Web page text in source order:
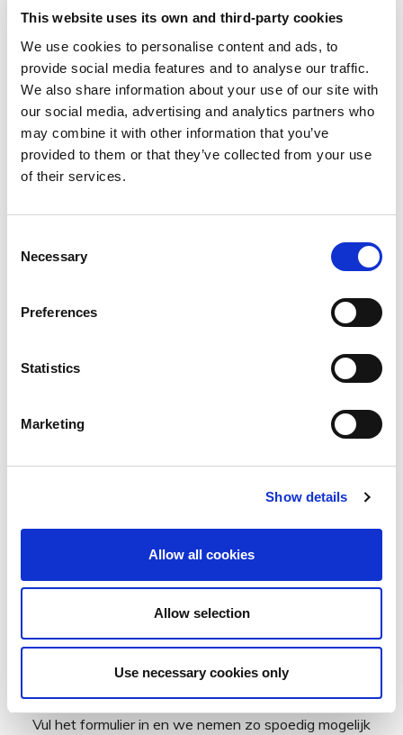
This website uses its own and third-party cookies
We use cookies to personalise content and ads, to
provide social media features and to analyse our traffic.
We also share information about your use of our site with
our social media, advertising and analytics partners who
may combine it with other information that you’ve
provided to them or that they’ve collected from your use
of their services.
Selection
Necessary
Preferences
Statistics
Marketing
Show details
Allow all cookies
Allow selection
Use necessary cookies only
Our Data Scientists possess a diverse and advanced
create predictive models, and solve complex business
problems. Below are the core capabilities, including the
most important technologies and algorithms.
Read More
Capaciteiten van onze Mathematical Optimization
Experts
Our mathematical optimization experts possesses a
complex optimization problems across various fields.
Ons proces: juiste match en een
gestructureerd en transparant proces. Onze aanpak
Geïnteresseerd? Vertel ons wat
u zoekt
Vul het formulier in en we nemen zo spoedig mogelijk